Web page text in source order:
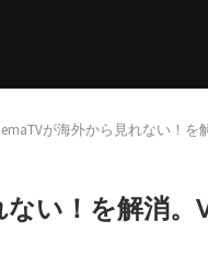
が海外から見れない！
い！を解消